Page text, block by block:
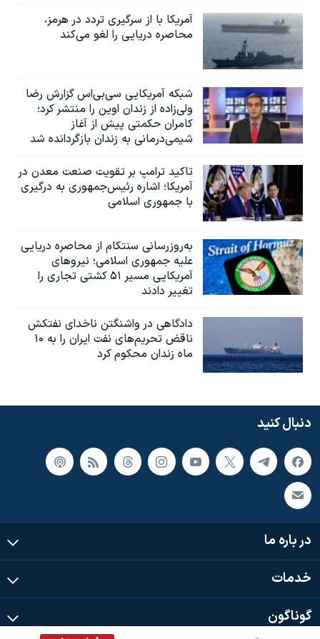
آمریکا با از سرگیری تردد در هرمز،
محاصره دریایی را لغو می‌کند
شبکه آمریکایی سی‌بی‌‌اس گزارش رضا
ولی‌زاده از زندان اوین را منتشر کرد؛
کامران حکمتی پیش از آغاز
شیمی‌درمانی به زندان بازگردانده شد
تاکید ترامپ بر تقویت صنعت معدن در
آمریکا؛ اشاره رئیس‌جمهوری به درگیری
با جمهوری اسلامی
به‌روزرسانی سنتکام از محاصره دریایی
علیه جمهوری اسلامی؛ نیروهای
آمریکایی مسیر ۵۱ کشتی تجاری را
تغییر دادند
دادگاهی در واشنگتن ناخدای نفتکش
ناقض تحریم‌های نفت ایران را به ۱۰
ماه زندان محکوم کرد
دنبال کنید
در باره ما
خدمات
گوناگون